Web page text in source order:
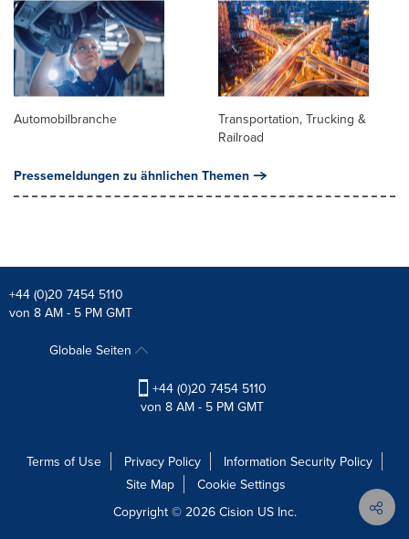
Automobilbranche
Transportation, Trucking &
Railroad
Pressemeldungen zu ähnlichen Themen
+44 (0)20 7454 5110
von 8 AM - 5 PM GMT
Globale Seiten
+44 (0)20 7454 5110
von 8 AM - 5 PM GMT
Terms of Use Privacy Policy
Information Security Policy
Site Map
Cookie Settings
Copyright © 2026 Cision US Inc.